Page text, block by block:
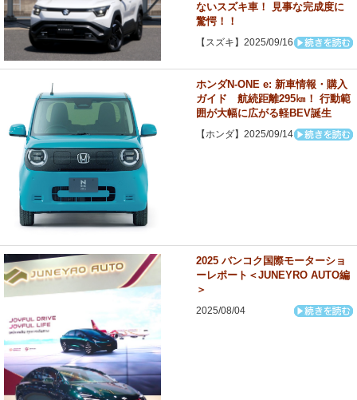
ないスズキ車！ 見事な完成度に
驚愕！！
【スズキ】2025/09/16
ホンダN-ONE e: 新車情報・購入
ガイド 航続距離295㎞！ 行動範
囲が大幅に広がる軽BEV誕生
【ホンダ】2025/09/14
2025 バンコク国際モーターショ
ーレポート＜JUNEYRO AUTO編
＞
2025/08/04